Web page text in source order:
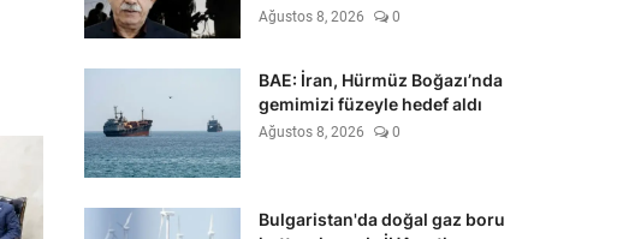
Ağustos 8, 2026 0
BAE: İran, Hürmüz Boğazı’nda
gemimizi füzeyle hedef aldı
Ağustos 8, 2026 0
Bulgaristan'da doğal gaz boru